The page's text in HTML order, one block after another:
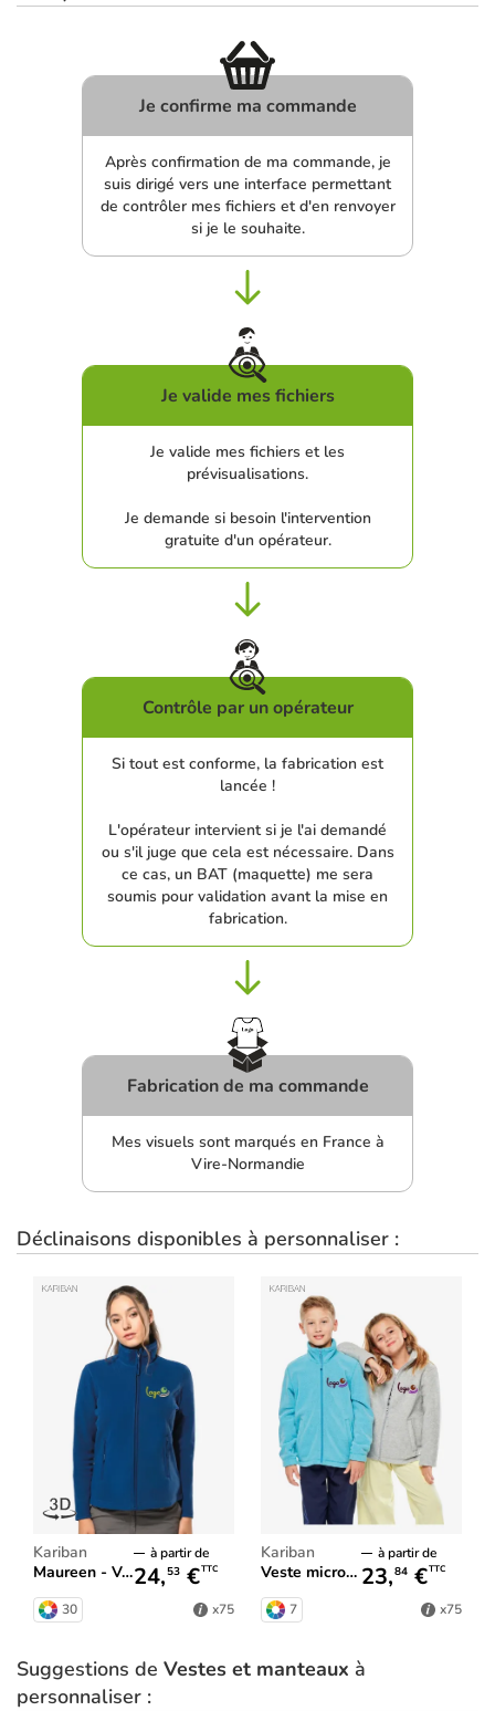
Je confirme ma commande
Après confirmation de ma commande, je
suis dirigé vers une interface permettant
de contrôler mes fichiers et d'en renvoyer
si je le souhaite.
Je valide mes fichiers
Je valide mes fichiers et les
prévisualisations.
Je demande si besoin l'intervention
gratuite d'un opérateur.
Contrôle par un opérateur
Si tout est conforme, la fabrication est
lancée !
L'opérateur intervient si je l'ai demandé
ou s'il juge que cela est nécessaire. Dans
ce cas, un BAT (maquette) me sera
soumis pour validation avant la mise en
fabrication.
Fabrication de ma commande
Mes visuels sont marqués en France à
Vire-Normandie
Déclinaisons disponibles à personnaliser :
Kariban
Maureen - Veste micropolaire femme
à partir de
24,53 €TTC
30 x75
Kariban
Veste micropolaire zippée enfant
à partir de
23,84 €TTC
7 x75
Suggestions de Vestes et manteaux à
personnaliser :